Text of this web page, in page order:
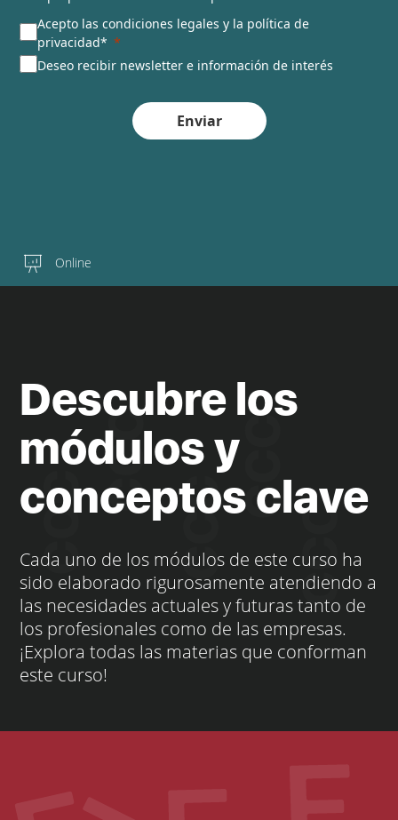
Acepto las condiciones legales y la política de
privacidad*
Deseo recibir newsletter e información de interés
Enviar
Online
Descubre los
módulos y
conceptos clave
Cada uno de los módulos de este curso ha
sido elaborado rigurosamente atendiendo a
las necesidades actuales y futuras tanto de
los profesionales como de las empresas.
¡Explora todas las materias que conforman
este curso!